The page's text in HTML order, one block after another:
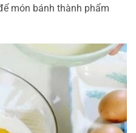
món bánh thành phẩm